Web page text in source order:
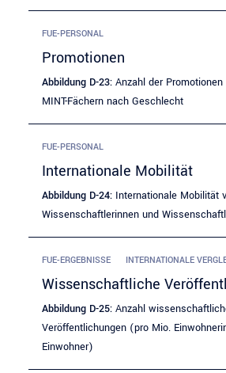
FUE-PERSONAL
Promotionen
Abbildung D-23: Anzahl der
MINT-Fächern nach Geschlecht
FUE-PERSONAL
Internationale Mobilität
Abbildung D-24: Internationale Mobilität
Wissenschaftlerinnen und
FUE-ERGEBNISSE INTERNATIONALE
Wissenschaftliche
Abbildung D-25: Anzahl
Veröffentlichungen (pro Mio.
Einwohner)